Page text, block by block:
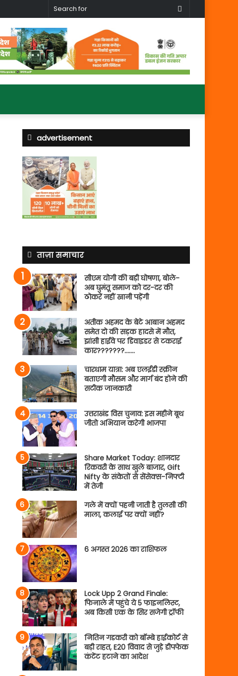
Search
advertisement
ताज़ा समाचार
सीएम योगी की बड़ी घोषणा, बोले-
अब घुमंतू समाज को दर-दर की
ठोकरें नहीं खानी पड़ेंगी
अतीक अहमद के बेटे आबान अहमद
समेत दो की सड़क हादसे में मौत,
झांसी हाईवे पर डिवाइडर से टकराई
कार???????…….
चारधाम यात्रा: अब एलईडी स्क्रीन
बताएगी मौसम और मार्ग बंद होने की
सटीक जानकारी
उत्तराखंड विस चुनाव: इस महीने बूथ
जीतो अभियान करेगी भाजपा
Share Market Today: शानदार
रिकवरी के साथ खुले बाजार, Gift
Nifty के संकेतों से सेंसेक्स-निफ्टी
में तेजी
गले में क्यों पहनी जाती है तुलसी की
माला, कलाई पर क्यों नहीं?
6 अगस्त 2026 का राशिफल
Lock Upp 2 Grand Finale:
फिनाले में पहुंचे ये 5 फाइनलिस्ट,
अब किसी एक के सिर सजेगी ट्रॉफी
नितिन गडकरी को बॉम्बे हाईकोर्ट से
बड़ी राहत, E20 विवाद से जुड़े डीपफेक
कंटेंट हटाने का आदेश